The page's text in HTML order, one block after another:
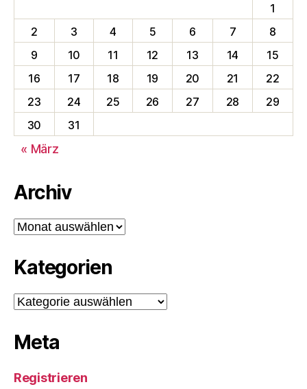
1
2
3 4 5 6 7
8
9
10 11 12 13 14
15
16
17 18 19 20 21
22
23
24 25 26 27 28
29
30
31
« März
Archiv
Archiv
Kategorien
Kategorien
Meta
Registrieren